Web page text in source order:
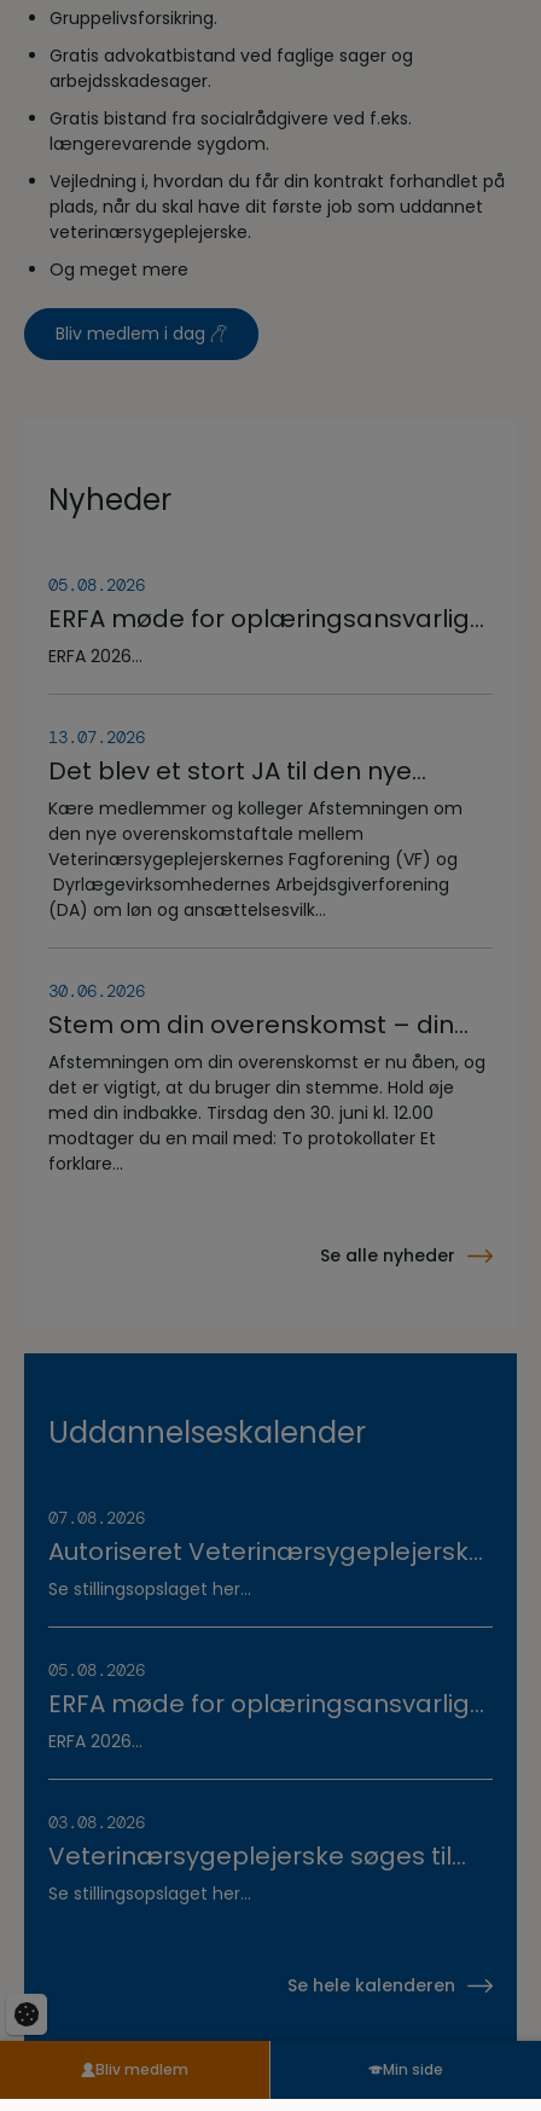
Gruppelivsforsikring.
Gratis advokatbistand ved faglige sager og
arbejdsskadesager.
Gratis bistand fra socialrådgivere ved f.eks.
længerevarende sygdom.
Vejledning i, hvordan du får din kontrakt forhandlet på
plads, når du skal have dit første job som uddannet
veterinærsygeplejerske.
Og meget mere
Bliv medlem i dag
Nyheder
05.08.2026
ERFA møde for oplæringsansvarlige
på veterinærsygeplejerske
ERFA 2026...
13.07.2026
Det blev et stort JA til den nye
overenskomstaftale
Kære medlemmer og kolleger Afstemningen om
den nye overenskomstaftale mellem
Veterinærsygeplejerskernes Fagforening (VF) og
Dyrlægevirksomhedernes Arbejdsgiverforening
(DA) om løn og ansættelsesvilk...
30.06.2026
Stem om din overenskomst – din
stemme er vigtig!
Afstemningen om din overenskomst er nu åben, og
det er vigtigt, at du bruger din stemme. Hold øje
med din indbakke. Tirsdag den 30. juni kl. 12.00
modtager du en mail med: To protokollater Et
forklare...
Se alle nyheder
Uddannelseskalender
07.08.2026
Autoriseret Veterinærsygeplejerske
søges til fuldtidsstilling hos
Se stillingsopslaget her...
05.08.2026
ERFA møde for oplæringsansvarlige
på veterinærsygeplejerske
ERFA 2026...
03.08.2026
Veterinærsygeplejerske søges til
Hvidsten Dyrehospital
Se stillingsopslaget her...
Se hele kalenderen
Bliv medlem Min side